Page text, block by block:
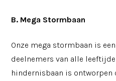
B. Mega Stormbaan
Onze mega stormbaan is
deelnemers van alle
hindernisbaan is